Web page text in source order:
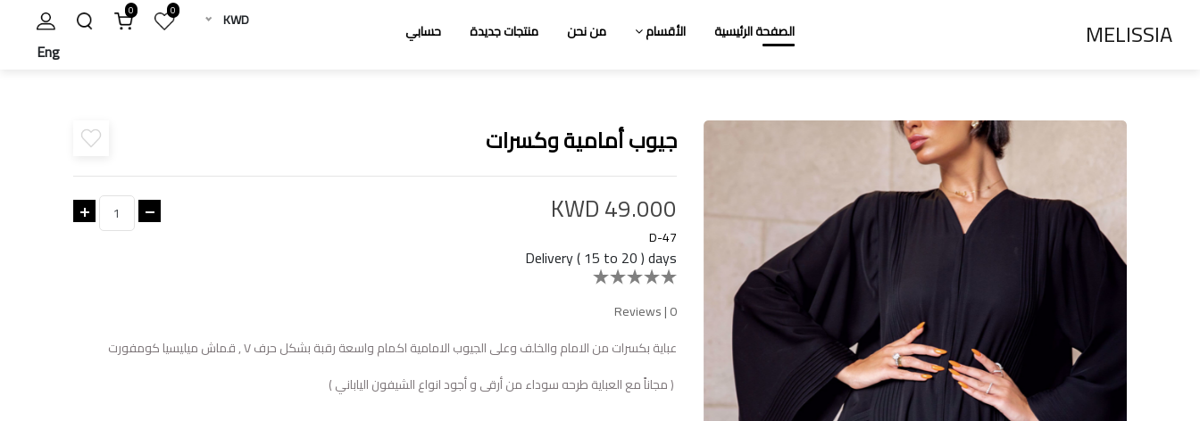
MELISSIA الصفحة الرئيسية الأقسام من نحن منتجات جديدة حسابي
KWD
0
0
Eng
جيوب أمامية وكسرات
KWD 49.000
D-47
Delivery ( 15 to 20 ) days
Reviews|0
عباية بكسرات من الامام والخلف وعلى الجيوب الامامية اكمام واسعة رقبة بشكل حرف V , قماش ميليسيا كومفورت
( مجاناً مع العباية طرحه سوداء من أرقى و أجود انواع الشيفون الياباني )